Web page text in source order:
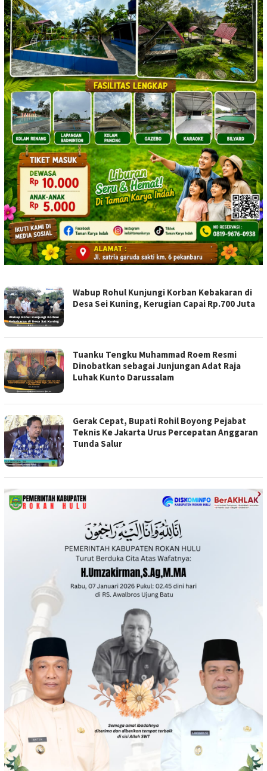
CEBERNEWS.COMWabup Rohul Kunjungi Korban Kebakaran di
Desa Sei Kuning, Kerugian Capai Rp.700 Juta
Tuanku Tengku Muhammad Roem Resmi
Dinobatkan sebagai Junjungan Adat Raja
Luhak Kunto Darussalam
Gerak Cepat, Bupati Rohil Boyong Pejabat
Teknis Ke Jakarta Urus Percepatan Anggaran
Tunda Salur